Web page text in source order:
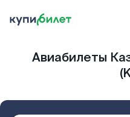
Авиабилеты